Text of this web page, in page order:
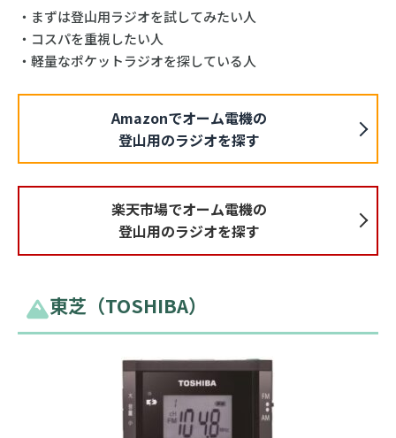
・まずは登山用ラジオを試してみたい人
・コスパを重視したい人
・軽量なポケットラジオを探している人
Amazonでオーム電機の
登山用のラジオを探す
楽天市場でオーム電機の
登山用のラジオを探す
東芝（TOSHIBA）